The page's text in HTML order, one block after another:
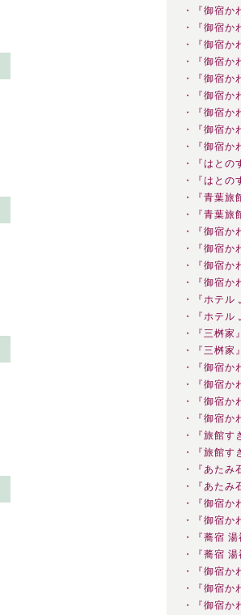
・『御宿か
・『御宿か
・『御宿か
・『御宿か
・『御宿か
・『御宿か
・『御宿か
・『御宿か
・『御宿か
・『はとの
・『はとの
・『青葉旅
・『青葉旅
・『御宿か
・『御宿か
・『御宿か
・『御宿か
・『ホテル
・『ホテル
・『三桝家
・『三桝家
・『御宿か
・『御宿か
・『御宿か
・『御宿か
・『旅館す
・『旅館す
・『あたみ
・『あたみ
・『御宿か
・『御宿か
・『蕎宿
・『蕎宿
・『御宿か
・『御宿か
・『御宿か